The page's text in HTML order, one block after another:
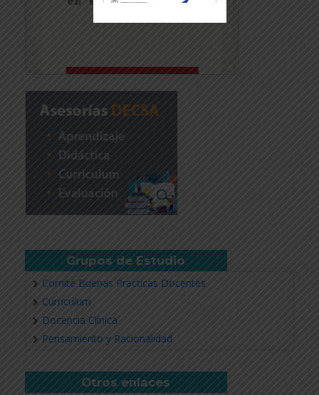
Grupos de Estudio
Comité Buenas Practicas Docentes
Currículum
Docencia Clínica
Pensamiento y Racionalidad
Otros enlaces
Revisar más información